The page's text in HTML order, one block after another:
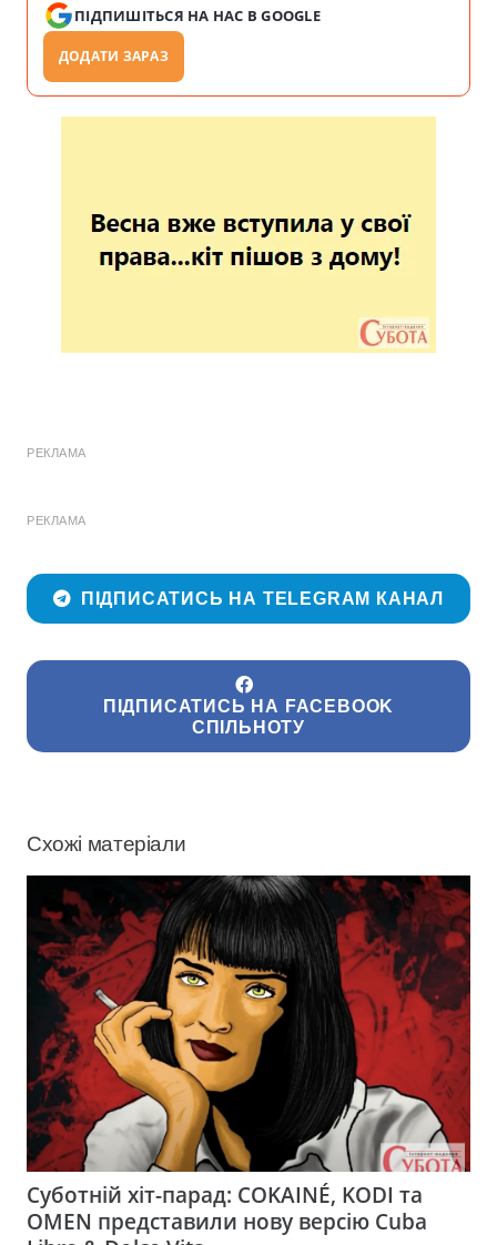
ПІДПИШІТЬСЯ НА НАС В GOOGLE
ДОДАТИ ЗАРАЗ
РЕКЛАМА
РЕКЛАМА
ПІДПИСАТИСЬ НА TELEGRAM КАНАЛ
ПІДПИСАТИСЬ НА FACEBOOK
СПІЛЬНОТУ
Схожі матеріали
Суботній хіт-парад: COKAINÉ, KODI та
OMEN представили нову версію Cuba